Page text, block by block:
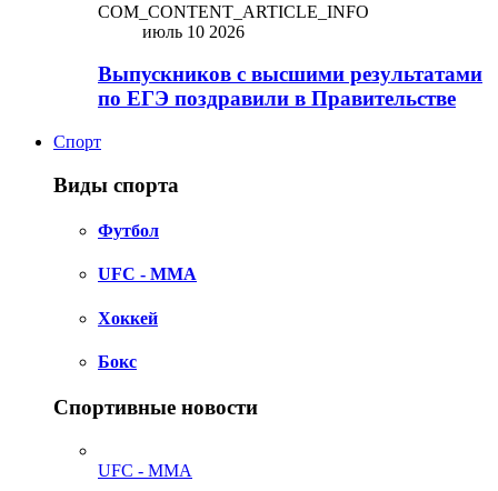
COM_CONTENT_ARTICLE_INFO
июль 10 2026
Выпускников с высшими результатами
по ЕГЭ поздравили в Правительстве
Спорт
Виды спорта
Футбол
UFC - MMA
Хоккей
Бокс
Спортивные новости
UFC - MMA